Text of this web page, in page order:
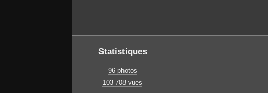
Statistiques
96 photos
103 708 vues